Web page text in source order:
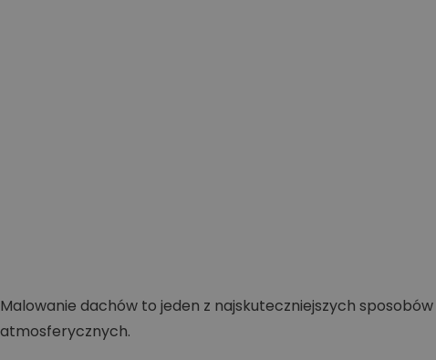
Malowanie dachów to jeden z najskuteczniejszych
atmosferycznych.